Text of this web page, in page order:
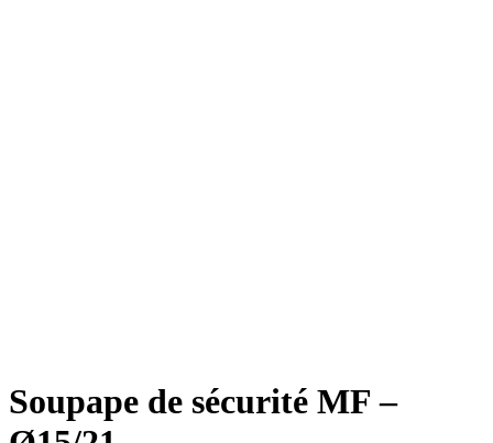
Soupape de sécurité MF –